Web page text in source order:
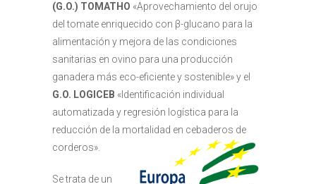
(G.O.) TOMATHO «Aprovechamiento del orujo
del tomate enriquecido con β-glucano para la
alimentación y mejora de las condiciones
sanitarias en ovino para una producción
ganadera más eco-eficiente y sostenible» y el
G.O. LOGICEB «Identificación individual
automatizada y regresión logística para la
reducción de la mortalidad en cebaderos de
corderos».
Se trata de un